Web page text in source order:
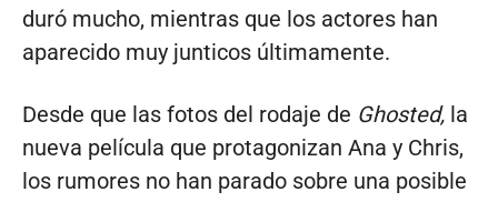
duró mucho, mientras que los actores han
aparecido muy junticos últimamente.
Desde que las fotos del rodaje de Ghosted, la
nueva película que protagonizan Ana y Chris,
los rumores no han parado sobre una posible